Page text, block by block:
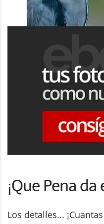
¡Que Pena
Los detalles...